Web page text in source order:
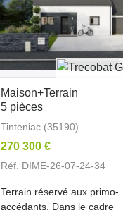
Maison+Terrain
5 pièces
Tinteniac (35190)
270 300 €
Réf. DIME-26-07-24-34
Terrain réservé aux primo-
accédants. Dans le cadre